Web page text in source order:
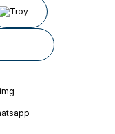
Whatsapp